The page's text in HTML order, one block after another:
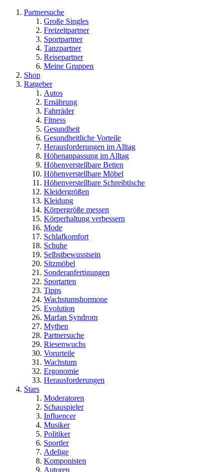
Partnersuche
Große Singles
Freizeitpartner
Sportpartner
Tanzpartner
Reisepartner
Meine Gruppen
Shop
Ratgeber
Autos
Ernährung
Fahrräder
Fitness
Gesundheit
Gesundheitliche Vorteile
Herausforderungen im Alltag
Höhenanpassung im Alltag
Höhenverstellbare Betten
Höhenverstellbare Möbel
Höhenverstellbare Schreibtische
Kleidergrößen
Kleidung
Körpergröße messen
Körperhaltung verbessern
Mode
Schlafkomfort
Schuhe
Selbstbewusstsein
Sitzmöbel
Sonderanfertigungen
Sportarten
Tipps
Wachstumshormone
Evolution
Marfan Syndrom
Mythen
Partnersuche
Riesenwuchs
Vorurteile
Wachstum
Ergonomie
Herausforderungen
Stars
Moderatoren
Schauspieler
Influencer
Musiker
Politiker
Sportler
Adelige
Komponisten
Autoren